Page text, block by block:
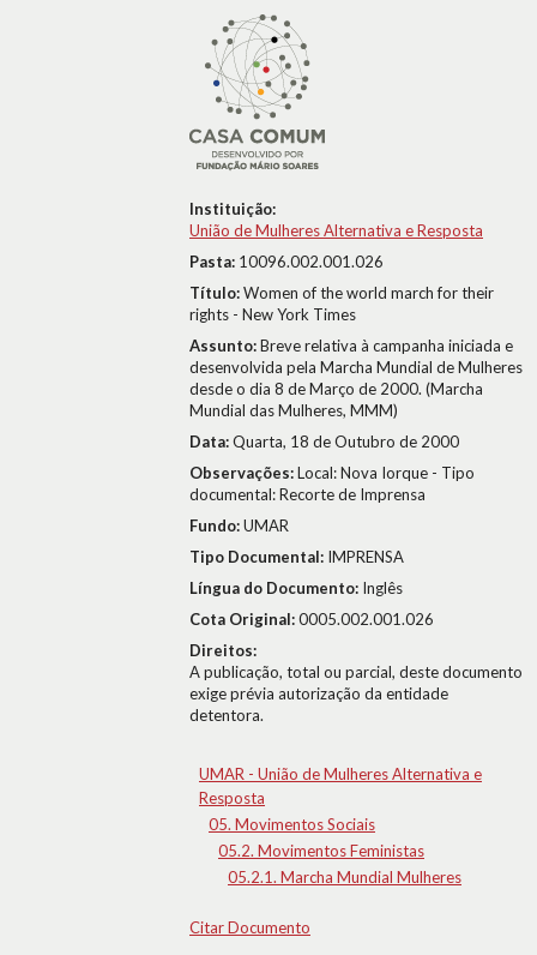
Instituição:
União de Mulheres Alternativa e Resposta
Pasta: 10096.002.001.026
Título:Women of the world march for their
rights - New York Times
Assunto:Breve relativa à campanha iniciada e
desenvolvida pela Marcha Mundial de Mulheres
desde o dia 8 de Março de 2000. (Marcha
Mundial das Mulheres, MMM)
Data:Quarta, 18 de Outubro de 2000
Observações:Local: Nova Iorque - Tipo
documental: Recorte de Imprensa
Fundo:UMAR
Tipo Documental: IMPRENSA
Língua do Documento: Inglês
Cota Original:0005.002.001.026
Direitos:
A publicação, total ou parcial, deste documento
exige prévia autorização da entidade
detentora.
UMAR - União de Mulheres Alternativa e
Resposta
05. Movimentos Sociais
05.2. Movimentos Feministas
05.2.1. Marcha Mundial Mulheres
Citar Documento